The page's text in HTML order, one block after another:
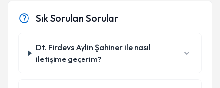
Sık Sorulan Sorular
Dt. Firdevs Aylin Şahiner ile nasıl
iletişime geçerim?